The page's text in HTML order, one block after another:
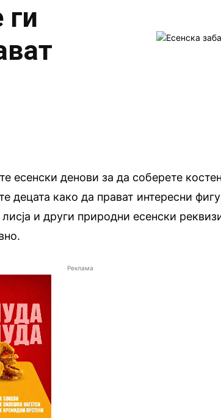
ги
есенски денови за да соберете
децата како да прават интересни
и други природни есенски
Реклама